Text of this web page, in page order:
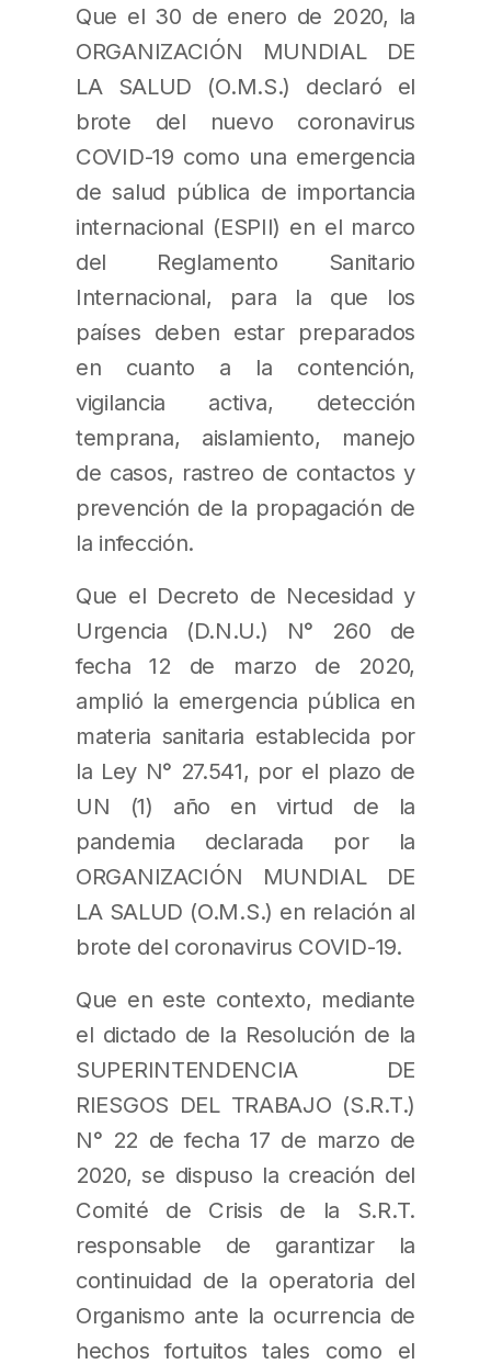
Que el 30 de enero de 2020, la
ORGANIZACIÓN MUNDIAL DE
LA SALUD (O.M.S.) declaró el
brote del nuevo coronavirus
COVID-19 como una emergencia
de salud pública de importancia
internacional (ESPII) en el marco
del Reglamento Sanitario
Internacional, para la que los
países deben estar preparados
en cuanto a la contención,
vigilancia activa, detección
temprana, aislamiento, manejo
de casos, rastreo de contactos y
prevención de la propagación de
la infección.
Que el Decreto de Necesidad y
Urgencia (D.N.U.) N° 260 de
fecha 12 de marzo de 2020,
amplió la emergencia pública en
materia sanitaria establecida por
la Ley N° 27.541, por el plazo de
UN (1) año en virtud de la
pandemia declarada por la
ORGANIZACIÓN MUNDIAL DE
LA SALUD (O.M.S.) en relación al
brote del coronavirus COVID-19.
Que en este contexto, mediante
el dictado de la Resolución de la
SUPERINTENDENCIA DE
RIESGOS DEL TRABAJO (S.R.T.)
N° 22 de fecha 17 de marzo de
2020, se dispuso la creación del
Comité de Crisis de la S.R.T.
responsable de garantizar la
continuidad de la operatoria del
Organismo ante la ocurrencia de
hechos fortuitos tales como el